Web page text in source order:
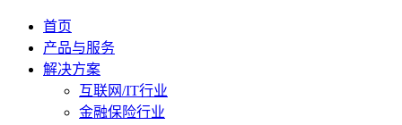
首页
产品与服务
解决方案
互联网/IT行业
金融保险行业